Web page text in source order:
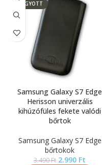
ELFOGYOTT
Samsung Galaxy S7 Edge
Herisson univerzális
kihúzófüles fekete valódi
bőrtok
Samsung Galaxy S7 Edge
bőrtokok
3.490Ft 2.990 Ft